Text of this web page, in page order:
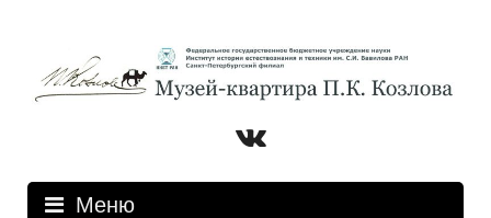
содержимому
Вконтакте
Меню